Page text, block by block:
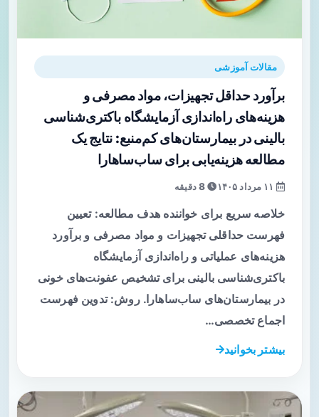
مقالات آموزشی
برآورد حداقل تجهیزات، مواد مصرفی و
هزینه‌های راه‌اندازی آزمایشگاه باکتری‌شناسی
بالینی در بیمارستان‌های کم‌منبع: نتایج یک
مطالعه هزینه‌یابی برای ساب‌ساهارا
8 دقیقه
خلاصه سریع برای خواننده هدف مطالعه: تعیین
فهرست حداقلی تجهیزات و مواد مصرفی و برآورد
هزینه‌های عملیاتی و راه‌اندازی آزمایشگاه
باکتری‌شناسی بالینی برای تشخیص عفونت‌های خونی
در بیمارستان‌های ساب‌ساهارا. روش: تدوین فهرست
اجماع تخصصی…
بیشتر بخوانید